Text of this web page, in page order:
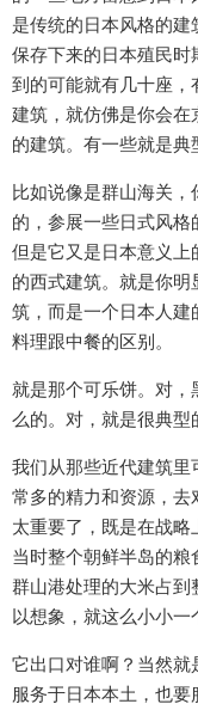
是传统的日本风格的
保存下来的日本殖民
到的可能就有几十座
建筑，就仿佛是你会
的建筑。有一些就是典
比如说像是群山海关
的，参展一些日式风格
但是它又是日本意义
的西式建筑。就是你
筑，而是一个日本人
料理跟中餐的区别。
就是那个可乐饼。对
么的。对，就是很典型
我们从那些近代建筑
常多的精力和资源，
太重要了，既是在战
当时整个朝鲜半岛的
群山港处理的大米占
以想象，就这么小小一
它出口对谁啊？当然
服务于日本本土，也